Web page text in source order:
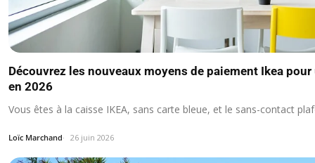
Découvrez les nouveaux moyens de paiement Ikea
en 2026
Vous êtes à la caisse IKEA, sans carte bleue, et le sans-contact
Loïc Marchand 26 juin 2026